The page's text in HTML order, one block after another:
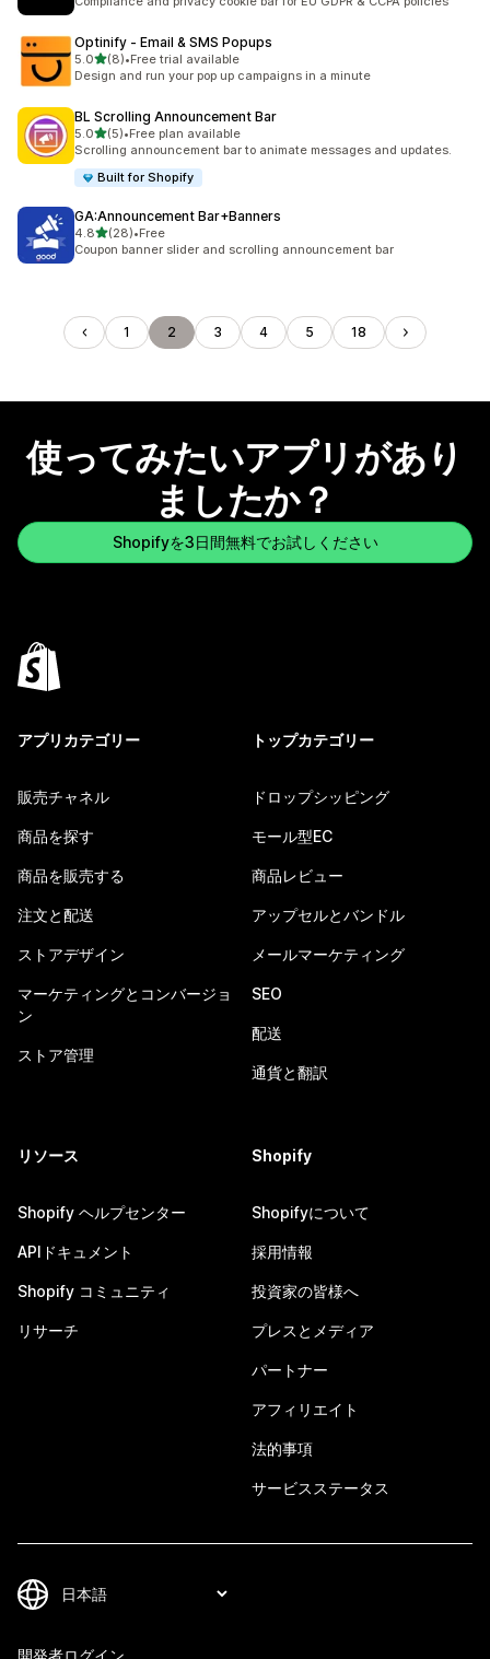
Optinify ‑ Email & SMS Popups
5.05つ星中
(8)
合計レビュー数：8件
•Free trial available
Design and run your pop up campaigns in a minute
BL Scrolling Announcement Bar
5.05つ星中
(5)
合計レビュー数：5件
•Free plan available
Scrolling announcement bar to animate messages and updates.
Built for Shopify
GA:Announcement Bar+Banners
4.85つ星中
(28)
合計レビュー数：28件
•Free
Coupon banner slider and scrolling announcement bar
1 2 3 4 5 18
使ってみたいアプリがあり
ましたか？
Shopifyを3日間無料でお試しください
アプリカテゴリー
販売チャネル
商品を探す
商品を販売する
注文と配送
ストアデザイン
マーケティングとコンバージョ
ン
ストア管理
トップカテゴリー
ドロップシッピング
モール型EC
商品レビュー
アップセルとバンドル
メールマーケティング
SEO
配送
通貨と翻訳
リソース
Shopify ヘルプセンター
APIドキュメント
Shopify コミュニティ
リサーチ
Shopify
Shopifyについて
採用情報
投資家の皆様へ
プレスとメディア
パートナー
アフィリエイト
法的事項
サービスステータス
開発者ログイン